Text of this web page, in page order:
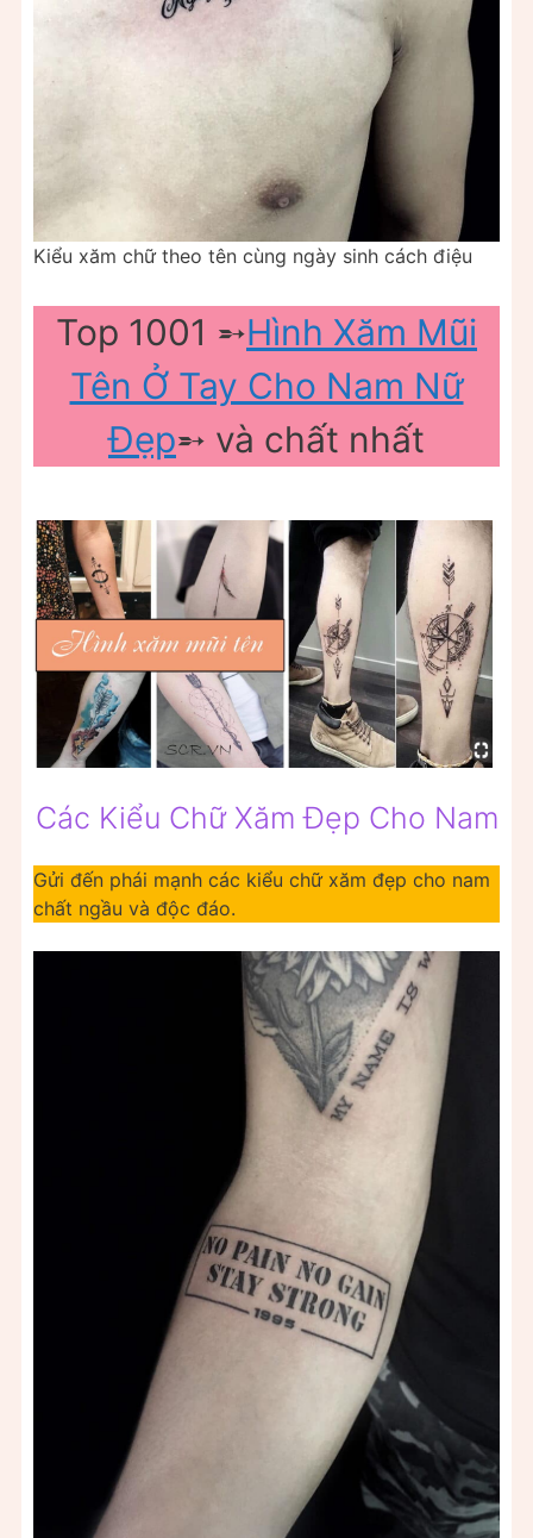
Kiểu xăm chữ theo tên cùng ngày sinh cách điệu
Top 1001 ➵Hình Xăm Mũi
Tên Ở Tay Cho Nam Nữ
Đẹp➵ và chất nhất
Các Kiểu Chữ Xăm Đẹp Cho Nam
Gửi đến phái mạnh các kiểu chữ xăm đẹp cho nam
chất ngầu và độc đáo.